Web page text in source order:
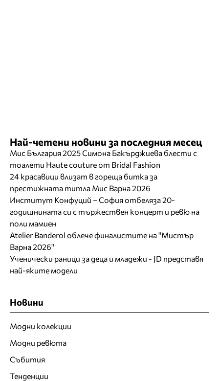
Най-четени новини за последния месец
Мис България 2025 Симона Бакърджиева блести с
тоалети Haute couture от Bridal Fashion
24 красавици влизат в гореща битка за
престижната титла Мис Варна 2026
Институт Конфуций – София отбеляза 20-
годишнината си с тържествен концерт и ревю на
поли мамиен
Atelier Banderol облече финалистите на "Мистър
Варна 2026"
Ученически раници за деца и младежи - JD представя
най-яките модели
Новини
Модни колекции
Модни ревюта
Събития
Тенденции